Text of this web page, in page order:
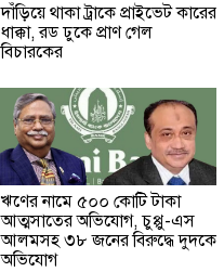
দাঁড়িয়ে থাকা ট্রাকে প্রাইভেট কারের
ধাক্কা, রড ঢুকে প্রাণ গেল
বিচারকের
ঋণের নামে ৫০০ কোটি টাকা
আত্মসাতের অভিযোগ, চুপ্পু-এস
আলমসহ ৩৮ জনের বিরুদ্ধে দুদকে
অভিযোগ